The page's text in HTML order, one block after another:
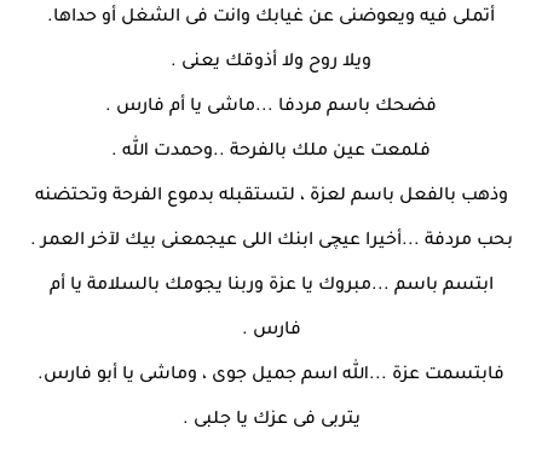
أتملى فيه ويعوضنى عن غيابك وانت فى الشغل أو حداها.
ويلا روح ولا أذوقك يعنى .
فضحك باسم مردفا ...ماشى يا أم فارس .
فلمعت عين ملك بالفرحة ..وحمدت الله .
وذهب بالفعل باسم لعزة ، لتستقبله بدموع الفرحة وتحتضنه
بحب مردفة ...أخيرا عيچى ابنك اللى عيجمعنى بيك لآخر العمر .
ابتسم باسم ...مبروك يا عزة وربنا يجومك بالسلامة يا أم
فارس .
فابتسمت عزة ...الله اسم جميل جوى ، وماشى يا أبو فارس.
يتربى فى عزك يا جلبى .